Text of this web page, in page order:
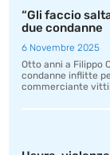
“Gli faccio
due condanne
6 Novembre 2025
Otto anni a Filippo
condanne inflitte
commerciante